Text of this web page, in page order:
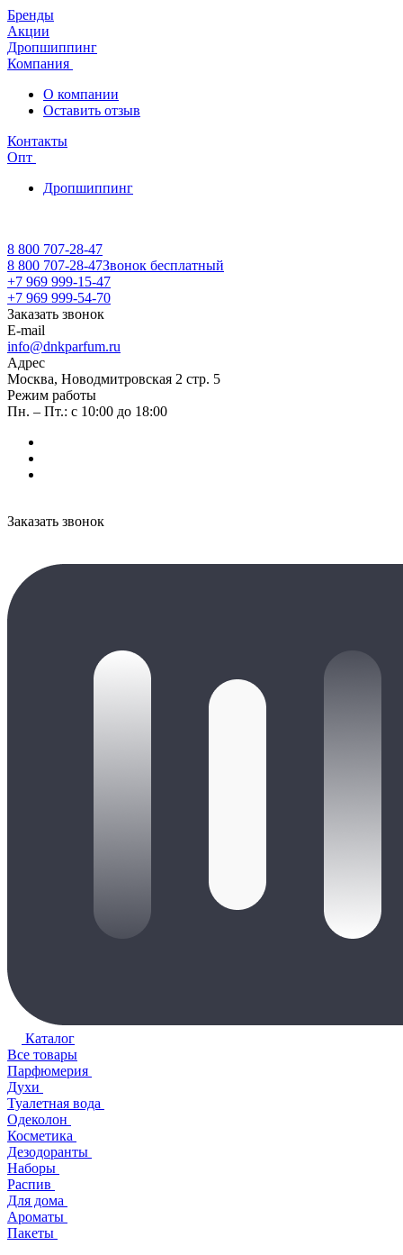
Бренды
Акции
Дропшиппинг
Компания
О компании
Оставить отзыв
Контакты
Опт
Дропшиппинг
8 800 707-28-47
8 800 707-28-47Звонок бесплатный
+7 969 999-15-47
+7 969 999-54-70
Заказать звонок
E-mail
info@dnkparfum.ru
Адрес
Москва, Новодмитровская 2 стр. 5
Режим работы
Пн. – Пт.: с 10:00 до 18:00
Заказать звонок
Каталог
Все товары
Парфюмерия
Духи
Туалетная вода
Одеколон
Косметика
Дезодоранты
Наборы
Распив
Для дома
Ароматы
Пакеты